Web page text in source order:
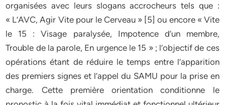
organisées avec leurs slogans accrocheurs tels que :
« L’AVC, Agir Vite pour le Cerveau » [5] ou encore « Vite
le 15 : Visage paralysée, Impotence d’un membre,
Trouble de la parole, En urgence le 15 » ; l’objectif de ces
opérations étant de réduire le temps entre l’apparition
des premiers signes et l’appel du SAMU pour la prise en
charge. Cette première orientation conditionne le